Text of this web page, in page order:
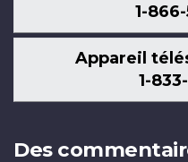
1-
Appareil
1-
Des